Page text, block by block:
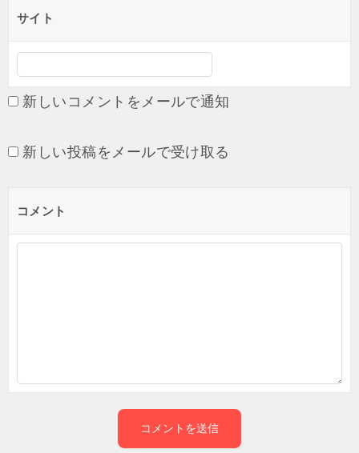
サイト
新しいコメントをメールで通知
新しい投稿をメールで受け取る
コメント